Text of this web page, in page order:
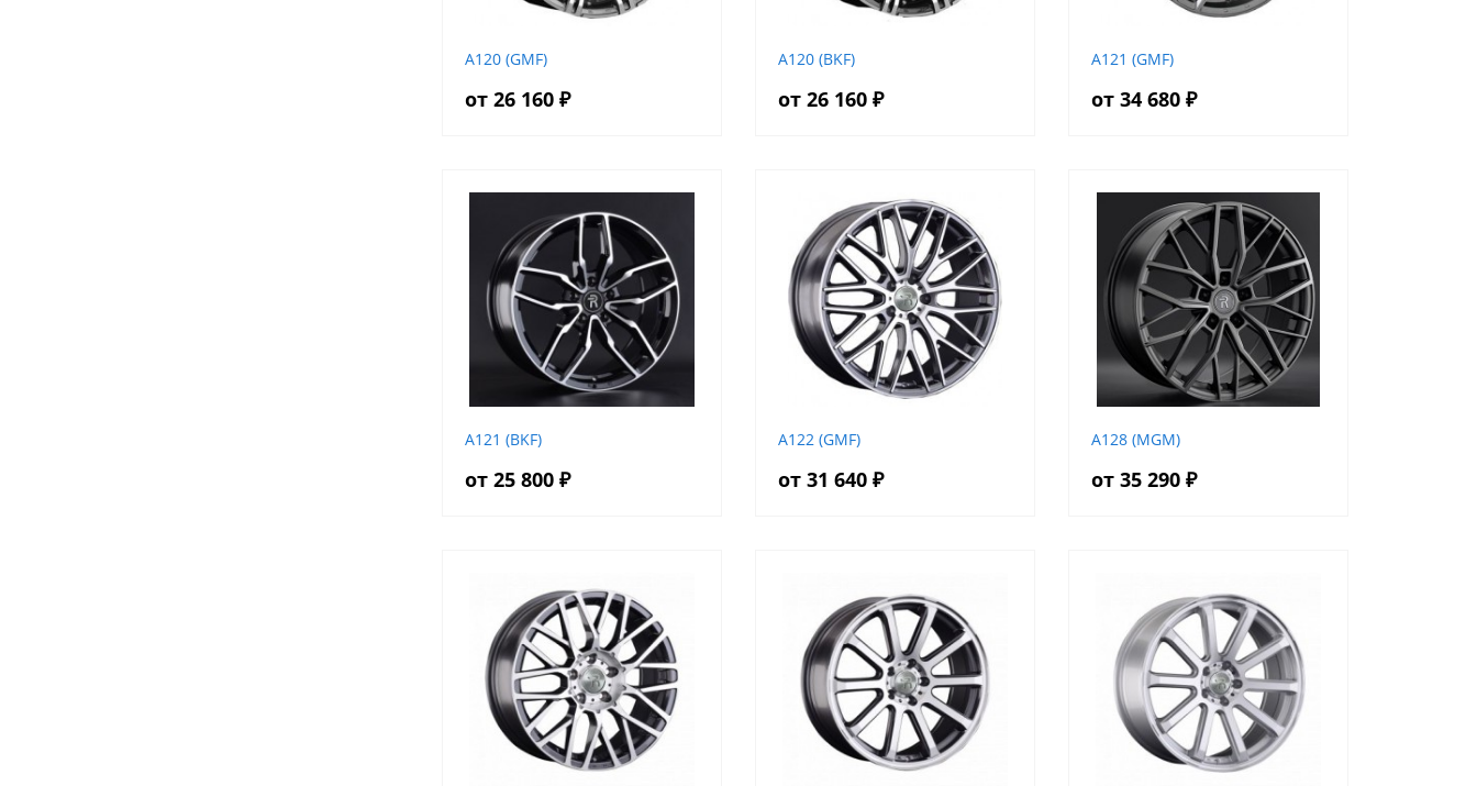
A120 (GMF)
от 26 160 ₽
A120 (BKF)
от 26 160 ₽
A121 (GMF)
от 34 680 ₽
A121 (BKF)
от 25 800 ₽
A122 (GMF)
от 31 640 ₽
A128 (MGM)
от 35 290 ₽